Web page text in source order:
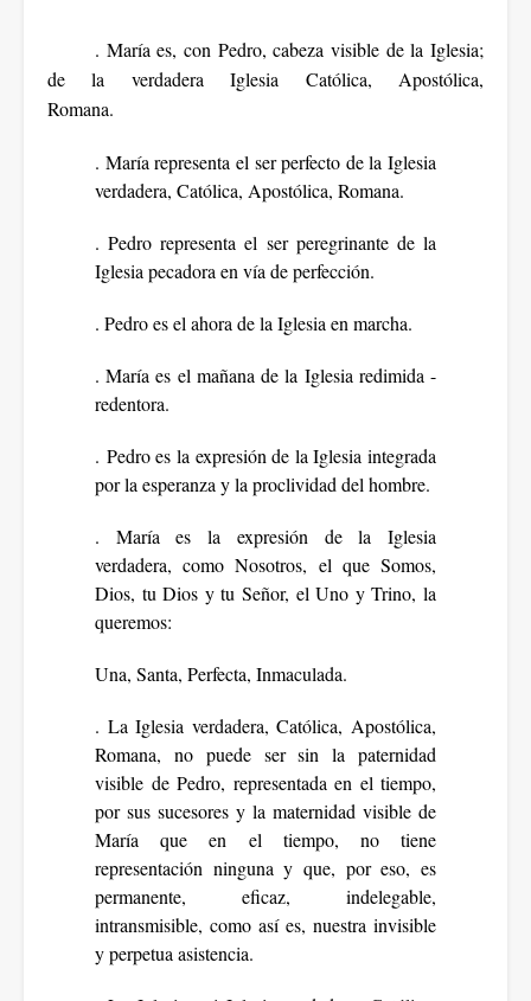
. María es, con Pedro, cabeza visible de la Iglesia;
de la verdadera Iglesia Católica, Apostólica,
Romana.
. María representa el ser perfecto de la Iglesia
verdadera, Católica, Apostólica, Romana.
. Pedro representa el ser peregrinante de la
Iglesia pecadora en vía de perfección.
. Pedro es el ahora de la Iglesia en marcha.
. María es el mañana de la Iglesia redimida -
redentora.
. Pedro es la expresión de la Iglesia integrada
por la esperanza y la proclividad del hombre.
. María es la expresión de la Iglesia
verdadera, como Nosotros, el que Somos,
Dios, tu Dios y tu Señor, el Uno y Trino, la
queremos:
Una, Santa, Perfecta, Inmaculada.
. La Iglesia verdadera, Católica, Apostólica,
Romana, no puede ser sin la paternidad
visible de Pedro, representada en el tiempo,
por sus sucesores y la maternidad visible de
María que en el tiempo, no tiene
representación ninguna y que, por eso, es
permanente, eficaz, indelegable,
intransmisible, como así es, nuestra invisible
y perpetua asistencia.